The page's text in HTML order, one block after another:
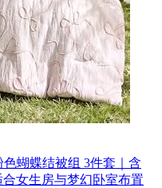
色蝴蝶结被组 3件套｜含
女生房与梦幻卧室布置